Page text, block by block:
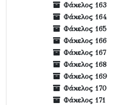
Φάκελος 163
Φάκελος 164
Φάκελος 165
Φάκελος 166
Φάκελος 167
Φάκελος 168
Φάκελος 169
Φάκελος 170
Φάκελος 171